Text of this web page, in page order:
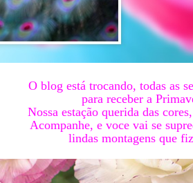
O blog está trocando, todas as
para receber a
Nossa estação querida das
Acompanhe, e voce vai se
lindas montagens que